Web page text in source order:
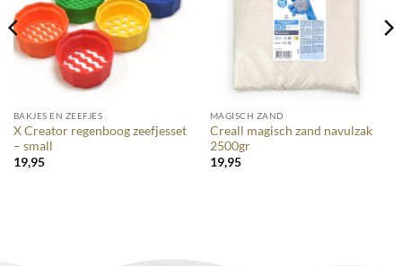
BAKJES EN ZEEFJES
X Creator regenboog zeefjesset
– small
19,95
MAGISCH ZAND
Creall magisch zand navulzak
2500gr
19,95